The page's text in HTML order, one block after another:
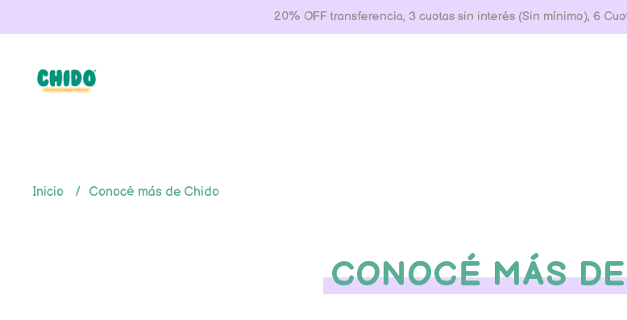
20% OFF transferencia, 3 cuotas sin interés (Sin mínimo), 6
Inicio Conocé más de Chido
CONOCÉ MÁS